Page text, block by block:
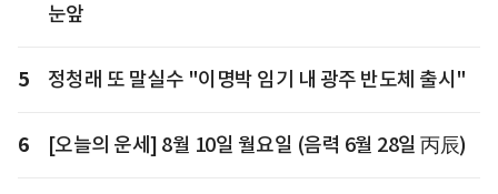
눈앞
5 정청래 또 말실수 "이명박 임기 내 광주 반도체 출시"
6 [오늘의 운세] 8월 10일 월요일 (음력 6월 28일 丙辰)